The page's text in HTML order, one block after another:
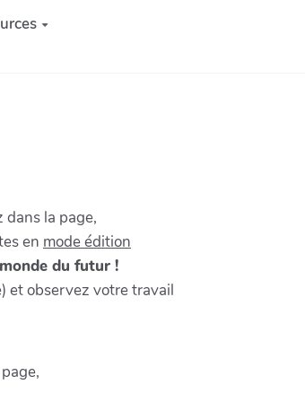
la page,
en mode édition
du futur !
et observez votre travail